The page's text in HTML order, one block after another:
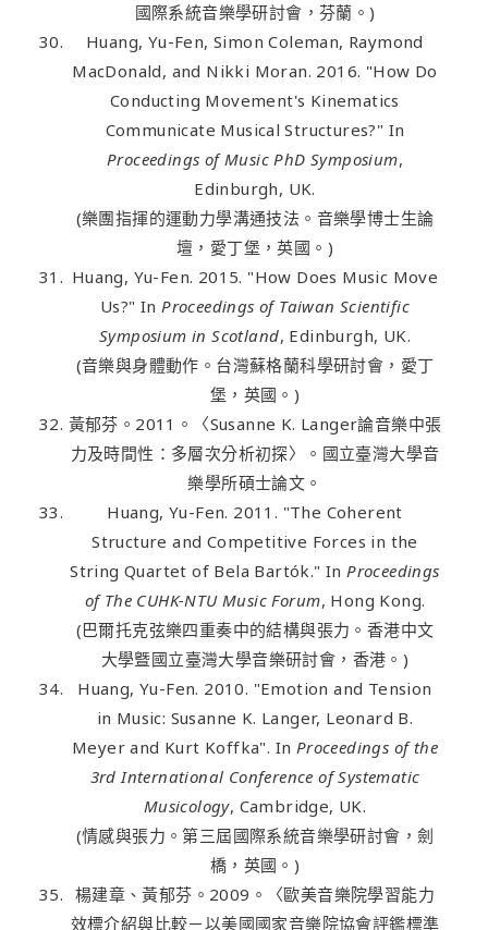
國際系統音樂學研討會，芬蘭。)
Huang, Yu-Fen, Simon Coleman, Raymond
MacDonald, and Nikki Moran. 2016. "How Do
Conducting Movement's Kinematics
Communicate Musical Structures?" In
Proceedings of Music PhD Symposium,
Edinburgh, UK.
(樂團指揮的運動力學溝通技法。音樂學博士生論
壇，愛丁堡，英國。)
Huang, Yu-Fen. 2015. "How Does Music Move
Us?" InProceedings of Taiwan Scientific
Symposium in Scotland, Edinburgh, UK.
(音樂與身體動作。台灣蘇格蘭科學研討會，愛丁
堡，英國。)
黃郁芬。2011。〈Susanne K. Langer論音樂中張
力及時間性：多層次分析初探〉。國立臺灣大學音
樂學所碩士論文。
Huang, Yu-Fen. 2011. "The Coherent
Structure and Competitive Forces in the
String Quartet of Bela Bartók." InProceedings
of The CUHK-NTU Music Forum, Hong Kong.
(巴爾托克弦樂四重奏中的結構與張力。香港中文
大學曁國立臺灣大學音樂研討會，香港。)
Huang, Yu-Fen. 2010. "Emotion and Tension
in Music: Susanne K. Langer, Leonard B.
Meyer and Kurt Koffka". In Proceedings of the
3rd International Conference of Systematic
Musicology, Cambridge, UK.
(情感與張力。第三屆國際系統音樂學研討會，劍
橋，英國。)
楊建章、黃郁芬。2009。〈歐美音樂院學習能力
效標介紹與比較－以美國國家音樂院協會評鑑標準